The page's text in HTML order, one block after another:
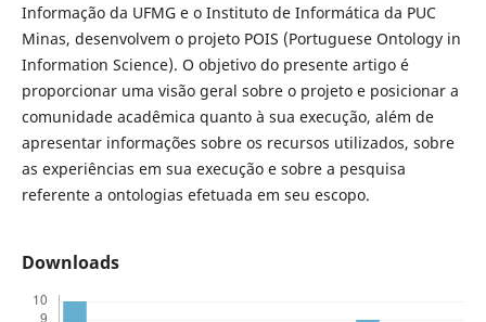
Informação da UFMG e o Instituto de Informática da PUC
Minas, desenvolvem o projeto POIS (Portuguese Ontology in
Information Science). O objetivo do presente artigo é
proporcionar uma visão geral sobre o projeto e posicionar a
comunidade acadêmica quanto à sua execução, além de
apresentar informações sobre os recursos utilizados, sobre
as experiências em sua execução e sobre a pesquisa
referente a ontologias efetuada em seu escopo.
Downloads